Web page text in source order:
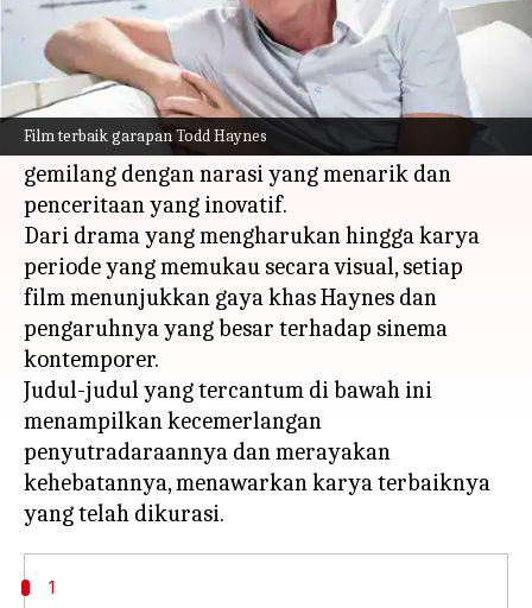
Film terbaik garapan Todd Haynes
Apa ceritanya
Seorang sutradara ulung yang terkenal karena
narasinya yang menggugah pikiran, Todd
Haynes telah mengukir kariernya yang
gemilang dengan narasi yang menarik dan
penceritaan yang inovatif.
Dari drama yang mengharukan hingga karya
periode yang memukau secara visual, setiap
film menunjukkan gaya khas Haynes dan
pengaruhnya yang besar terhadap sinema
kontemporer.
Judul-judul yang tercantum di bawah ini
menampilkan kecemerlangan
penyutradaraannya dan merayakan
kehebatannya, menawarkan karya terbaiknya
1